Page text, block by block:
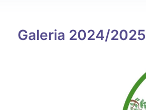
Galeria 2024/2025